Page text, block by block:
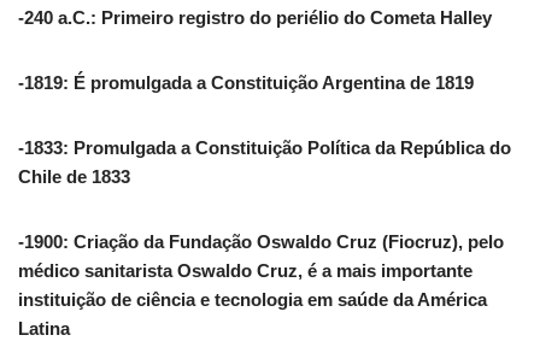
-240 a.C.: Primeiro registro do periélio do Cometa Halley
-1819: É promulgada a Constituição Argentina de 1819
-1833: Promulgada a Constituição Política da República do
Chile de 1833
-1900: Criação da Fundação Oswaldo Cruz (Fiocruz), pelo
médico sanitarista Oswaldo Cruz, é a mais importante
instituição de ciência e tecnologia em saúde da América
Latina